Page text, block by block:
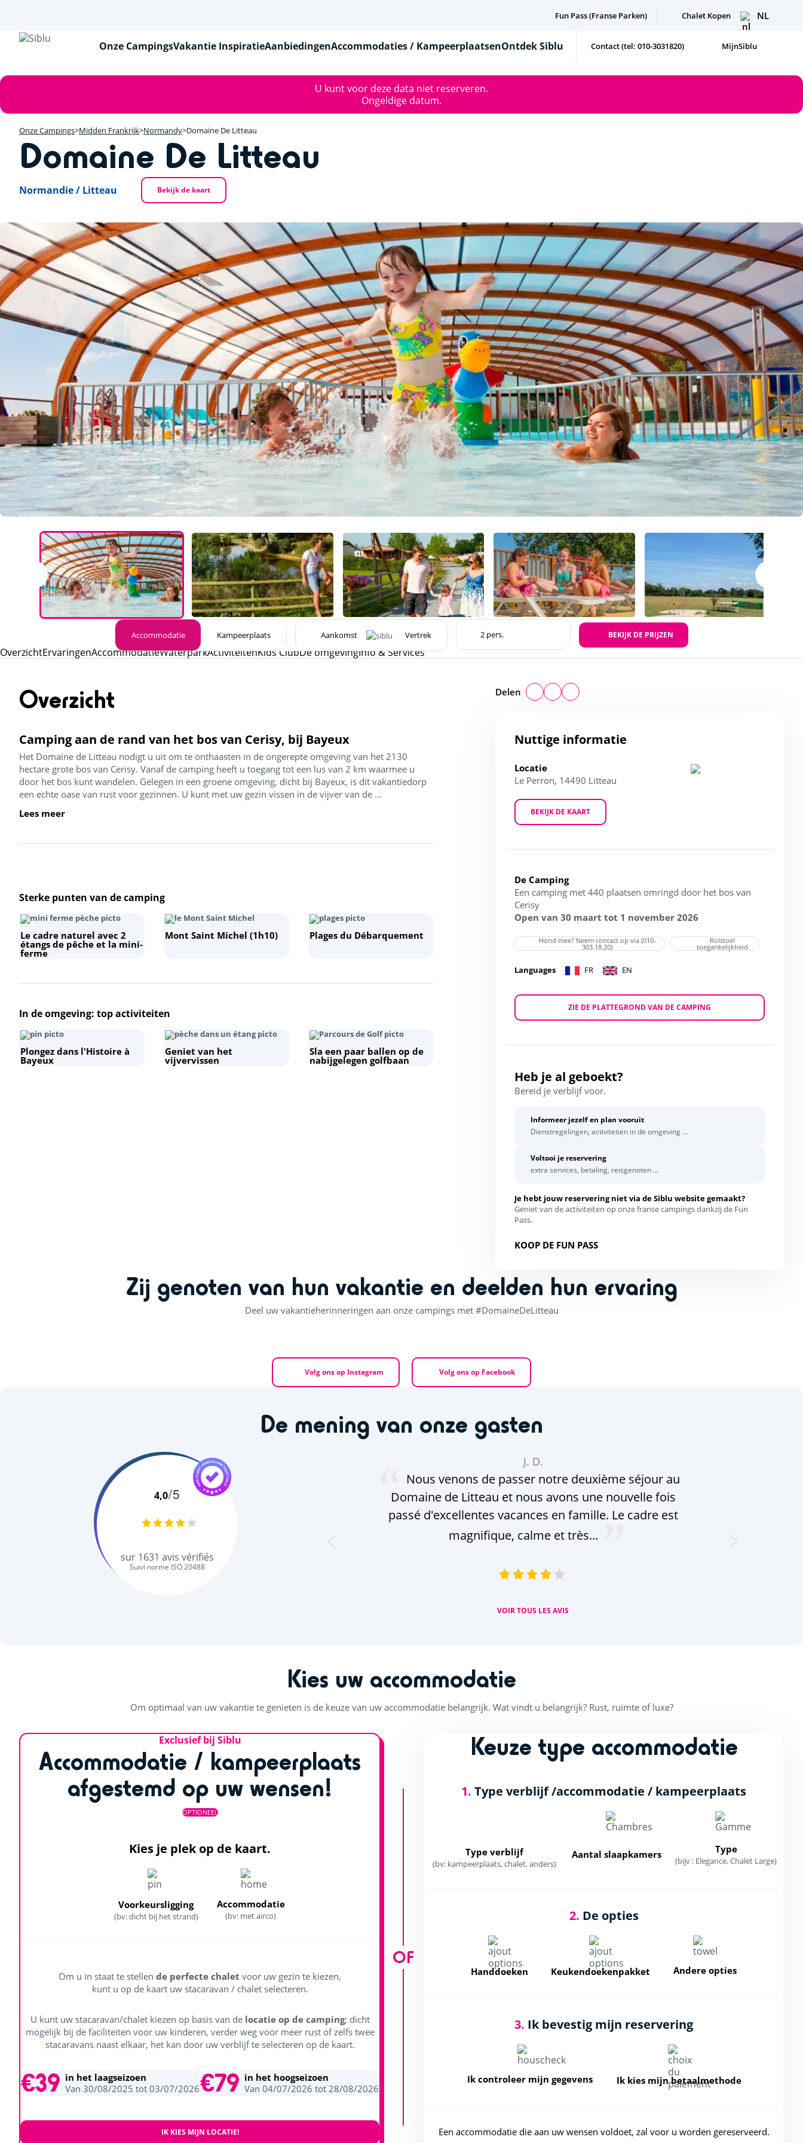
naar
Fun Pass (Franse Parken) Chalet Kopen NL
Onze CampingsVakantie InspiratieAanbiedingenAccommodaties / KampeerplaatsenOntdek Siblu Contact (tel: 010-3031820) MijnSiblu
U kunt voor deze data niet reserveren.
Ongeldige datum.
Onze Campings Midden Frankrijk Normandy Domaine De Litteau
Domaine De Litteau
Normandie / Litteau Bekijk de kaart
Leaflet contributors, Points © 2012 LINZ
Accommodatie Kampeerplaats BEKIJK DE PRIJZEN
OverzichtErvaringenAccommodatieWaterparkActiviteitenKids ClubDe omgevingInfo & Services
Overzicht
Camping aan de rand van het bos van Cerisy, bij Bayeux
Het Domaine de Litteau nodigt u uit om te onthaasten in de ongerepte omgeving van het 2130
hectare grote bos van Cerisy. Vanaf de camping heeft u toegang tot een lus van 2 km waarmee u
door het bos kunt wandelen. Gelegen in een groene omgeving, dicht bij Bayeux, is dit vakantiedorp
een echte oase van rust voor gezinnen. U kunt met uw gezin vissen in de vijver van de ...
Lees meer
Sterke punten van de camping
Le cadre naturel avec 2
étangs de pêche et la mini-
ferme
Mont Saint Michel (1h10) Plages du Débarquement
In de omgeving: top activiteiten
Plongez dans l'Histoire à
Bayeux
Geniet van het
vijvervissen
Sla een paar ballen op de
nabijgelegen golfbaan
Delen
Nuttige informatie
Locatie
Le Perron, 14490 Litteau
BEKIJK DE KAART
De Camping
Een camping met 440 plaatsen omringd door het bos van
Cerisy
Open van 30 maart tot 1 november 2026
Hond mee? Neem contact op via (010-
303.18.20)
Rolstoel
toegankelijkheid
Languages FR EN
ZIE DE PLATTEGROND VAN DE CAMPING
Heb je al geboekt?
Bereid je verblijf voor.
Informeer jezelf en plan vooruit
Dienstregelingen, activiteiten in de omgeving ...
Voltooi je reservering
extra services, betaling, reisgenoten ...
Je hebt jouw reservering niet via de Siblu website gemaakt?
Geniet van de activiteiten op onze franse campings dankzij de Fun
Pass.
KOOP DE FUN PASS
Zij genoten van hun vakantie en deelden hun ervaring
Deel uw vakantieherinneringen aan onze campings met #DomaineDeLitteau
Volg ons op Instagram Volg ons op Facebook
De mening van onze gasten
4,0/5
sur 1631 avis vérifiés
Suivi norme ISO 20488
J. D.
Nous venons de passer notre deuxième séjour au
Domaine de Litteau et nous avons une nouvelle fois
passé d'excellentes vacances en famille. Le cadre est
magnifique, calme et très...
VOIR TOUS LES AVIS
Kies uw accommodatie
Om optimaal van uw vakantie te genieten is de keuze van uw accommodatie belangrijk. Wat vindt u belangrijk? Rust, ruimte of luxe?
Exclusief bij Siblu
Accommodatie / kampeerplaats
afgestemd op uw wensen!
OPTIONEEL
Kies je plek op de kaart.
Voorkeursligging
(bv: dicht bij het strand)
Accommodatie
(bv: met airco)
Om u in staat te stellen de perfecte chalet voor uw gezin te kiezen,
kunt u op de kaart uw stacaravan / chalet selecteren.
U kunt uw stacaravan/chalet kiezen op basis van delocatie op de camping; dicht
mogelijk bij de faciliteiten voor uw kinderen, verder weg voor meer rust of zelfs twee
stacaravans naast elkaar, het kan door uw verblijf te selecteren op de kaart.
€39 in het laagseizoen
Van 30/08/2025 tot 03/07/2026€79 in het hoogseizoen
Van 04/07/2026 tot 28/08/2026
IK KIES MIJN LOCATIE!
OF
Keuze type accommodatie
1. Type verblijf /accommodatie / kampeerplaats
Type verblijf
(bv: kampeerplaats, chalet, anders)
Aantal slaapkamers Type
(bijv : Elegance, Chalet Large)
2. De opties
Handdoeken Keukendoekenpakket Andere opties
3. Ik bevestig mijn reservering
Ik controleer mijn gegevens Ik kies mijn betaalmethode
Een accommodatie die aan uw wensen voldoet, zal voor u worden gereserveerd.